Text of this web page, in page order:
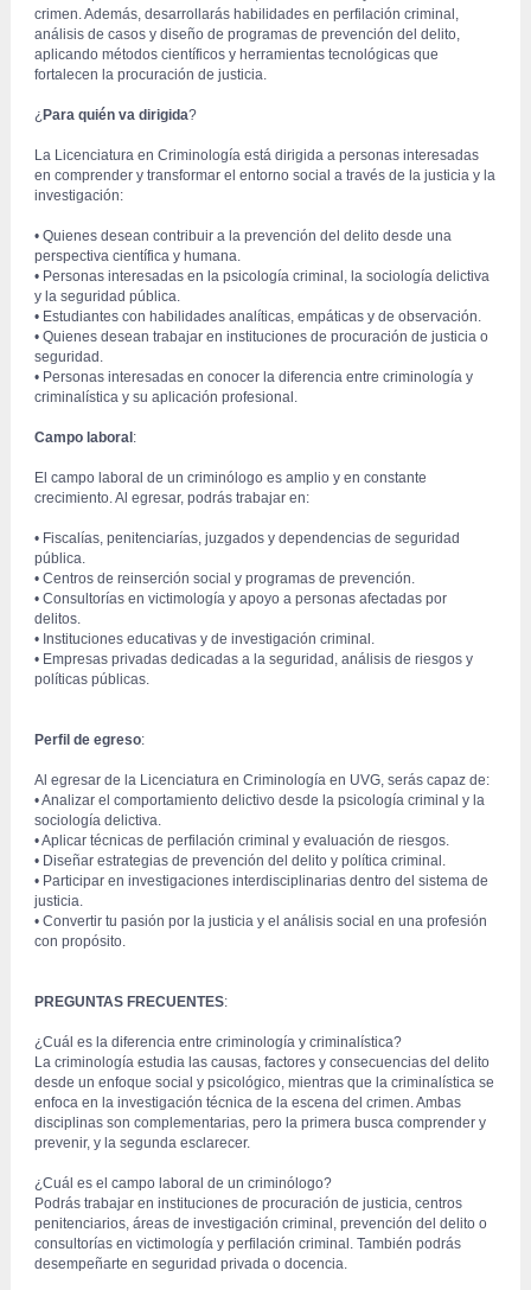
crimen. Además, desarrollarás habilidades en perfilación criminal,
análisis de casos y diseño de programas de prevención del delito,
aplicando métodos científicos y herramientas tecnológicas que
fortalecen la procuración de justicia.
¿Para quién va dirigida?
La Licenciatura en Criminología está dirigida a personas interesadas
en comprender y transformar el entorno social a través de la justicia y la
investigación:
• Quienes desean contribuir a la prevención del delito desde una
perspectiva científica y humana.
• Personas interesadas en la psicología criminal, la sociología delictiva
y la seguridad pública.
• Estudiantes con habilidades analíticas, empáticas y de observación.
• Quienes desean trabajar en instituciones de procuración de justicia o
seguridad.
• Personas interesadas en conocer la diferencia entre criminología y
criminalística y su aplicación profesional.
Campo laboral :
El campo laboral de un criminólogo es amplio y en constante
crecimiento. Al egresar, podrás trabajar en:
• Fiscalías, penitenciarías, juzgados y dependencias de seguridad
pública.
• Centros de reinserción social y programas de prevención.
• Consultorías en victimología y apoyo a personas afectadas por
delitos.
• Instituciones educativas y de investigación criminal.
• Empresas privadas dedicadas a la seguridad, análisis de riesgos y
políticas públicas.
Perfil de egreso:
Al egresar de la Licenciatura en Criminología en UVG, serás capaz de:
• Analizar el comportamiento delictivo desde la psicología criminal y la
sociología delictiva.
• Aplicar técnicas de perfilación criminal y evaluación de riesgos.
• Diseñar estrategias de prevención del delito y política criminal.
• Participar en investigaciones interdisciplinarias dentro del sistema de
justicia.
• Convertir tu pasión por la justicia y el análisis social en una profesión
con propósito.
PREGUNTAS FRECUENTES:
¿Cuál es la diferencia entre criminología y criminalística?
La criminología estudia las causas, factores y consecuencias del delito
desde un enfoque social y psicológico, mientras que la criminalística se
enfoca en la investigación técnica de la escena del crimen. Ambas
disciplinas son complementarias, pero la primera busca comprender y
prevenir, y la segunda esclarecer.
¿Cuál es el campo laboral de un criminólogo?
Podrás trabajar en instituciones de procuración de justicia, centros
penitenciarios, áreas de investigación criminal, prevención del delito o
consultorías en victimología y perfilación criminal. También podrás
desempeñarte en seguridad privada o docencia.